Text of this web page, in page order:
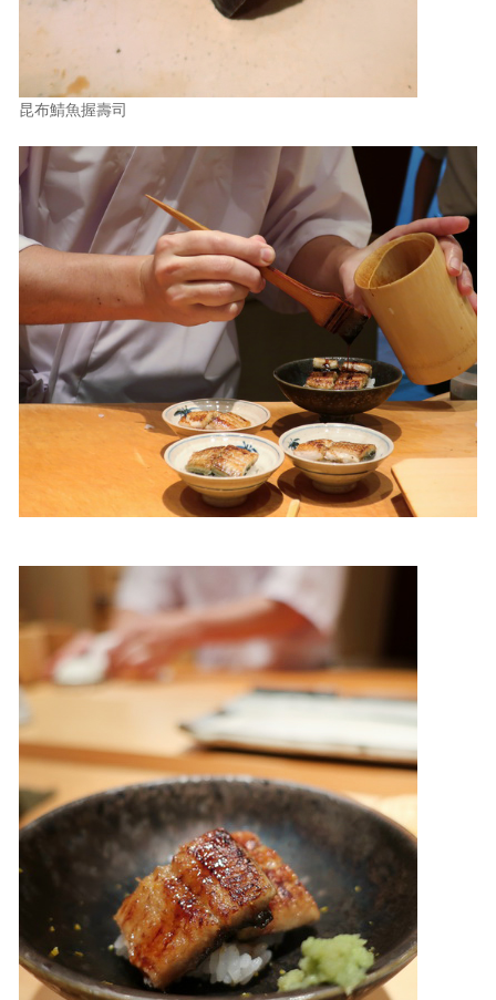
昆布鯖魚握壽司